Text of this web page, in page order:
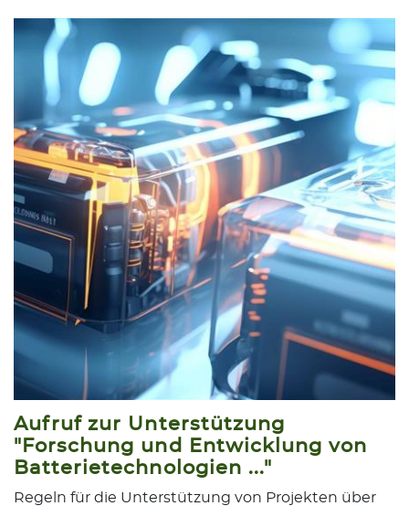
Aufruf zur Unterstützung
"Forschung und Entwicklung von
Batterietechnologien ..."
Regeln für die Unterstützung von Projekten über